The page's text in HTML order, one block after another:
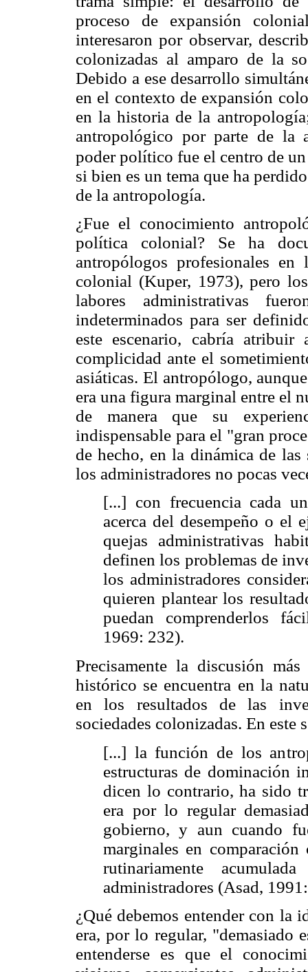
proceso de expansión
interesaron por observar,
colonizadas al amparo de la
Debido a ese desarrollo
en el contexto de expansión
en la historia de la
antropológico por parte de la
poder político fue el centro de un
si bien es un tema que ha
de la antropología.
¿Fue el conocimiento
política colonial? Se ha
antropólogos profesionales en
colonial (Kuper, 1973), pero
labores administrativas
indeterminados para ser
este escenario, cabría
complicidad ante el
asiáticas. El antropólogo,
era una figura marginal entre el
de manera que su
indispensable para el "gran
de hecho, en la dinámica de
los administradores no pocas
[...] con frecuencia cada
acerca del desempeño o el
quejas administrativas
definen los problemas de
los administradores
quieren plantear los
puedan comprenderlos
1969: 232).
Precisamente la discusión
histórico se encuentra en la
en los resultados de las
sociedades colonizadas. En este
[...] la función de los
estructuras de dominación
dicen lo contrario, ha sido
era por lo regular
gobierno, y aun cuando
marginales en
rutinariamente
administradores (Asad,
¿Qué debemos entender con la
era, por lo regular, "demasiado
entenderse es que el